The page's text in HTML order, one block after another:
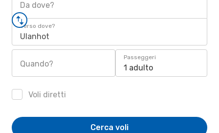
Da dove?
Verso dove?
Ulanhot
Quando?
Passeggeri
1 adulto
Voli diretti
Cerca voli